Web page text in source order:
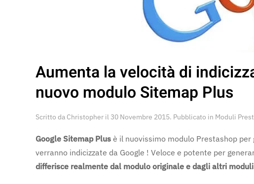
Aumenta la velocità di
nuovo modulo Sitemap Plus
Scritto da Christopher il 30 Novembre 2015. Pubblicato in Moduli
Google Sitemap Plus è il nuovissimo modulo Prestashop
verranno indicizzate da Google ! Veloce e potente per
differisce realmente dal modulo originale e dagli altri